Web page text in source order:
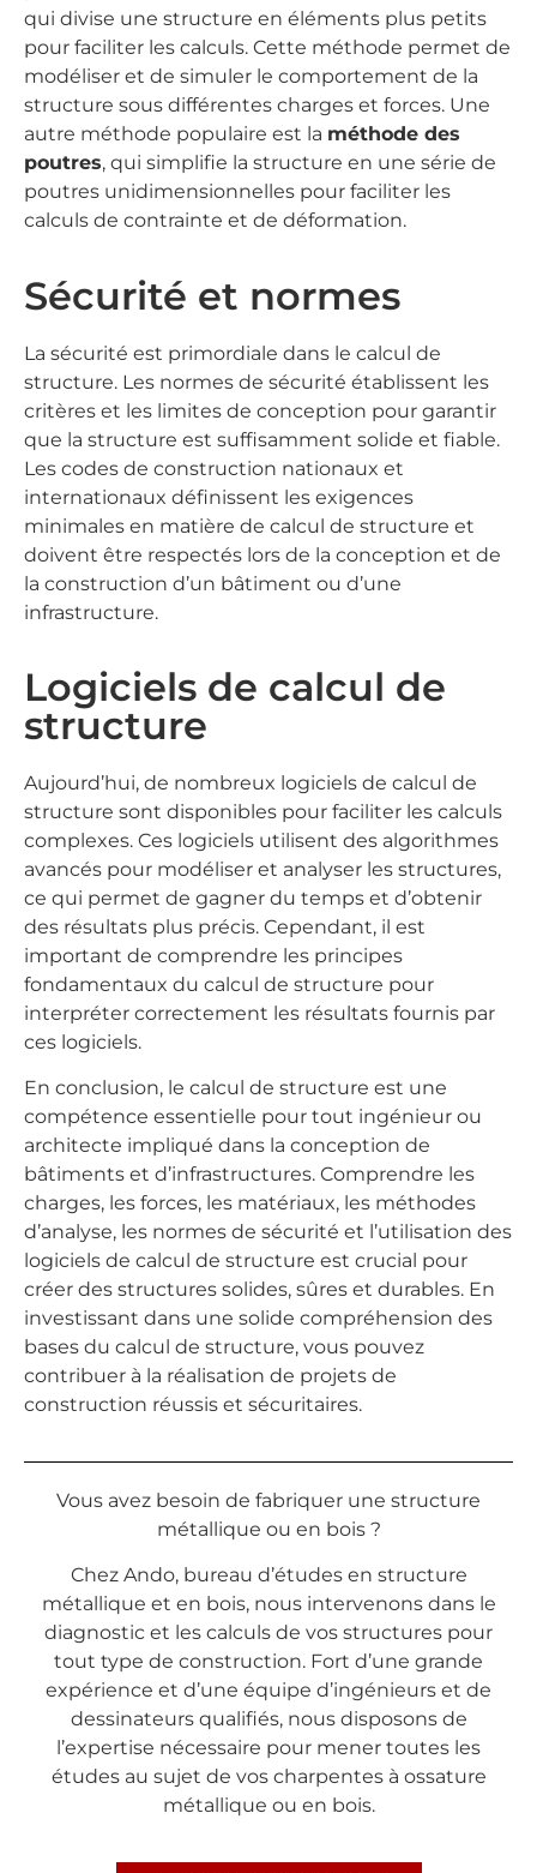
qui divise une structure en éléments plus petits
pour faciliter les calculs. Cette méthode permet de
modéliser et de simuler le comportement de la
structure sous différentes charges et forces. Une
autre méthode populaire est la méthode des
poutres, qui simplifie la structure en une série de
poutres unidimensionnelles pour faciliter les
calculs de contrainte et de déformation.
Sécurité et normes
La sécurité est primordiale dans le calcul de
structure. Les normes de sécurité établissent les
critères et les limites de conception pour garantir
que la structure est suffisamment solide et fiable.
Les codes de construction nationaux et
internationaux définissent les exigences
minimales en matière de calcul de structure et
doivent être respectés lors de la conception et de
la construction d’un bâtiment ou d’une
infrastructure.
Logiciels de calcul de
structure
Aujourd’hui, de nombreux logiciels de calcul de
structure sont disponibles pour faciliter les calculs
complexes. Ces logiciels utilisent des algorithmes
avancés pour modéliser et analyser les structures,
ce qui permet de gagner du temps et d’obtenir
des résultats plus précis. Cependant, il est
important de comprendre les principes
fondamentaux du calcul de structure pour
interpréter correctement les résultats fournis par
ces logiciels.
En conclusion, le calcul de structure est une
compétence essentielle pour tout ingénieur ou
architecte impliqué dans la conception de
bâtiments et d’infrastructures. Comprendre les
charges, les forces, les matériaux, les méthodes
d’analyse, les normes de sécurité et l’utilisation des
logiciels de calcul de structure est crucial pour
créer des structures solides, sûres et durables. En
investissant dans une solide compréhension des
bases du calcul de structure, vous pouvez
contribuer à la réalisation de projets de
construction réussis et sécuritaires.
Vous avez besoin de fabriquer une structure
métallique ou en bois ?
Chez Ando, bureau d’études en structure
métallique et en bois, nous intervenons dans le
diagnostic et les calculs de vos structures pour
tout type de construction. Fort d’une grande
expérience et d’une équipe d’ingénieurs et de
dessinateurs qualifiés, nous disposons de
l’expertise nécessaire pour mener toutes les
études au sujet de vos charpentes à ossature
métallique ou en bois.